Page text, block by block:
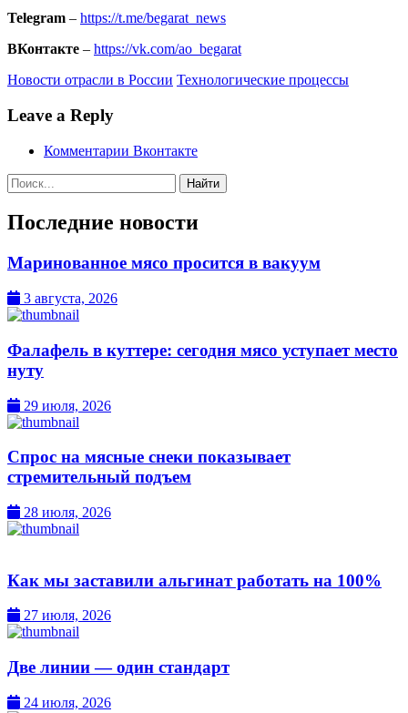
Telegram – https://t.me/begarat_news
ВКонтакте – https://vk.com/ao_begarat
Новости отрасли в России Технологические процессы
Leave a Reply
Комментарии Вконтакте
Поиск:
Последние новости
Маринованное мясо просится в вакуум
3 августа, 2026
Фалафель в куттере: сегодня мясо уступает место
нуту
29 июля, 2026
Спрос на мясные снеки показывает
стремительный подъем
28 июля, 2026
Как мы заставили альгинат работать на 100%
27 июля, 2026
Две линии — один стандарт
24 июля, 2026